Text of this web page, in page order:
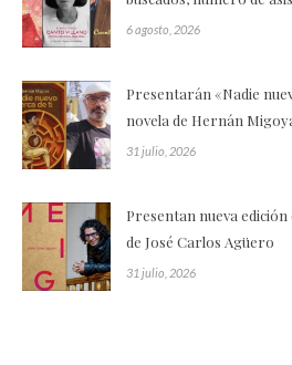
6 agosto, 2026
Presentarán «Nadie
novela de Hernán
31 julio, 2026
Presentan nueva
de José Carlos Agüero
31 julio, 2026